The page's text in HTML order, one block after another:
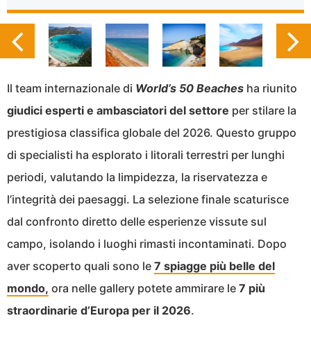
Il team internazionale di World’s 50 Beaches ha riunito
giudici esperti e ambasciatori del settore per stilare la
prestigiosa classifica globale del 2026. Questo gruppo
di specialisti ha esplorato i litorali terrestri per lunghi
periodi, valutando la limpidezza, la riservatezza e
l’integrità dei paesaggi. La selezione finale scaturisce
dal confronto diretto delle esperienze vissute sul
campo, isolando i luoghi rimasti incontaminati. Dopo
aver scoperto quali sono le 7 spiagge più belle del
mondo, ora nelle gallery potete ammirare le 7 più
straordinarie d’Europa per il 2026.